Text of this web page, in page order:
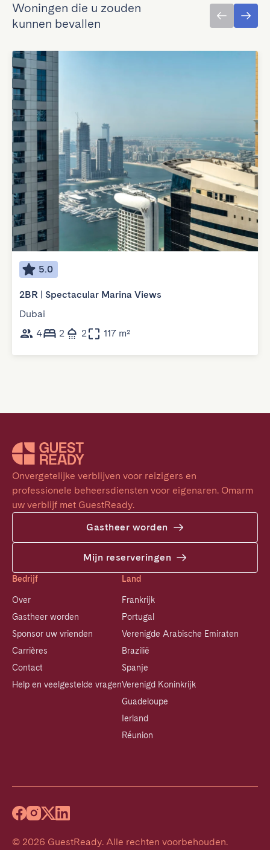
Woningen die u zouden
kunnen bevallen
5.0
2BR | Spectacular Marina Views
Dubai
4
2 2 117 m²
Onvergetelijke verblijven voor reizigers en
professionele beheersdiensten voor eigenaren. Omarm
uw verblijf met GuestReady.
Gastheer worden
Mijn reserveringen
Bedrijf
Over
Gastheer worden
Sponsor uw vrienden
Carrières
Contact
Help en veelgestelde vragen
Land
Frankrijk
Portugal
Verenigde Arabische Emiraten
Brazilië
Spanje
Verenigd Koninkrijk
Guadeloupe
Ierland
Réunion
© 2026 GuestReady. Alle rechten voorbehouden.